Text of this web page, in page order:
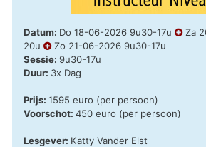
Datum: Do 18-06-2026 9u30-17u
Za
20u
Zo 21-06-2026 9u30-17u
Sessie:9u30-17u
Duur: 3x Dag
Prijs:1595 euro (per persoon)
Voorschot:450 euro (per persoon)
Lesgever: Katty Vander Elst